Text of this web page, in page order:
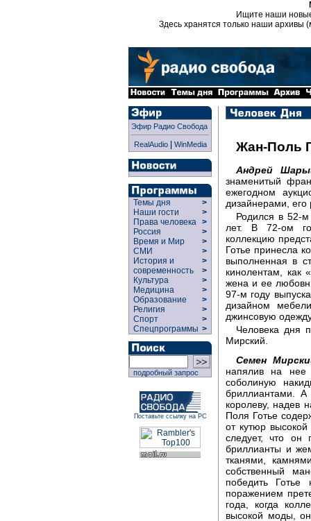
Ищите наши
Здесь хранятся только наши архивы
Эфир Радио Свобода
RealAudio| WinMedia
Темы дня
>
Наши гости
>
Права человека >
Россия
>
Время и Мир
>
СМИ
>
История и
современность
>
>
Культура
>
Медицина
>
Образование
>
Религия
>
Спорт
>
Спецпрограммы >
подробный запрос
Поставьте ссылку на РС
Жан-Поль
Андрей
знаменитый
ежегодном
дизайнерами, его
Родился в 52-
лет. В 72-ом
коллекцию
Готье принесла
выполненная в
кинолентам, как
жена и ее
97-м году
дизайном
джинсовую
Человека дня
Мирский.
Семен
напялив на нее
соболиную
бриллиантами.
королеву, надев
Поля Готье
от кутюр
следует, что он
бриллианты и
тканями,
собственный
победить Готье
поражением
года, когда
высокой моды,